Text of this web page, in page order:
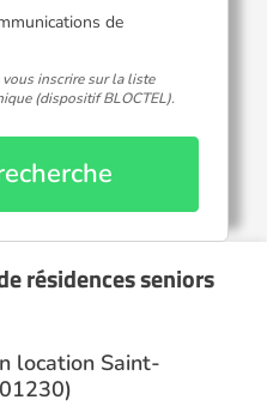
de
inscrire sur la liste
(dispositif BLOCTEL).
résidences seniors
location Saint-